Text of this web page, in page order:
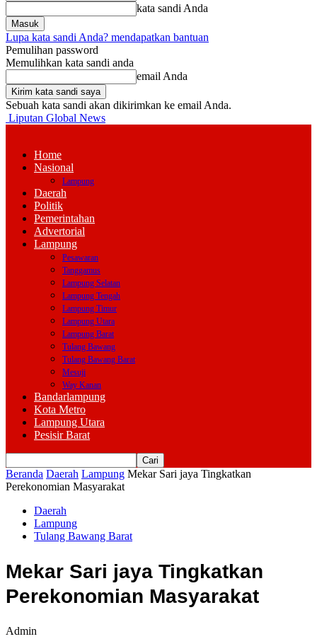
kata sandi Anda
Lupa kata sandi Anda? mendapatkan bantuan
Pemulihan password
Memulihkan kata sandi anda
email Anda
Sebuah kata sandi akan dikirimkan ke email Anda.
Liputan Global News
Home
Nasional
Lampung
Daerah
Politik
Pemerintahan
Advertorial
Lampung
Pesawaran
Tanggamus
Lampung Selatan
Lampung Tengah
Lampung Timur
Lampung Utara
Lampung Barat
Tulang Bawang
Tulang Bawang Barat
Mesuji
Way Kanan
Bandarlampung
Kota Metro
Lampung Utara
Pesisir Barat
Beranda Daerah Lampung Mekar Sari jaya Tingkatkan
Perekonomian Masyarakat
Daerah
Lampung
Tulang Bawang Barat
Mekar Sari jaya Tingkatkan
Perekonomian Masyarakat
Admin